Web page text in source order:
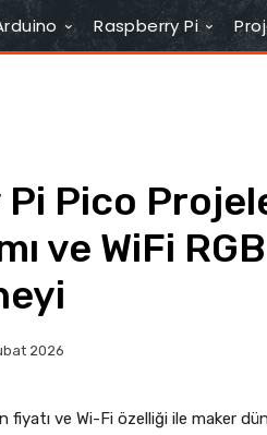
Raspberry Pi
Pico
ve WiFi
2026
fiyatı ve Wi-Fi özelliği ile maker